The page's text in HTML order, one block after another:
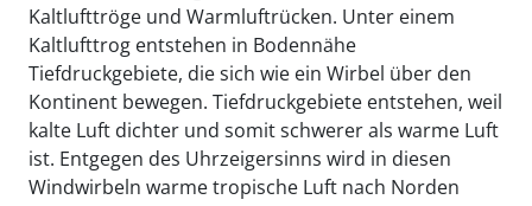
Kaltlufttröge und Warmluftrücken. Unter einem
Kaltlufttrog entstehen in Bodennähe
Tiefdruckgebiete, die sich wie ein Wirbel über den
Kontinent bewegen. Tiefdruckgebiete entstehen, weil
kalte Luft dichter und somit schwerer als warme Luft
ist. Entgegen des Uhrzeigersinns wird in diesen
Windwirbeln warme tropische Luft nach Norden